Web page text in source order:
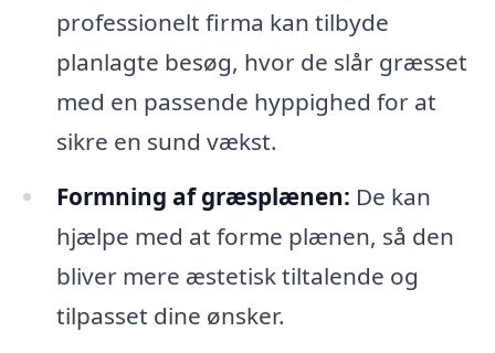
professionelt firma kan tilbyde
planlagte besøg, hvor de slår græsset
med en passende hyppighed for at
sikre en sund vækst.
Formning af græsplænen: De kan
hjælpe med at forme plænen, så den
bliver mere æstetisk tiltalende og
tilpasset dine ønsker.